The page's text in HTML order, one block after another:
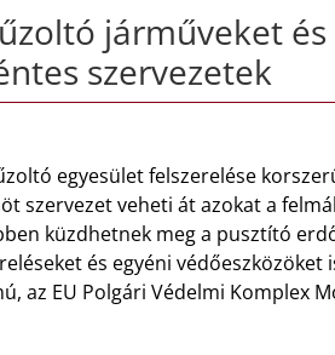
járműveket
szervezetek
egyesület felszerelése
szervezet veheti át azokat a
küzdhetnek meg a pusztító
és egyéni védőeszközöket
az EU Polgári Védelmi Komplex